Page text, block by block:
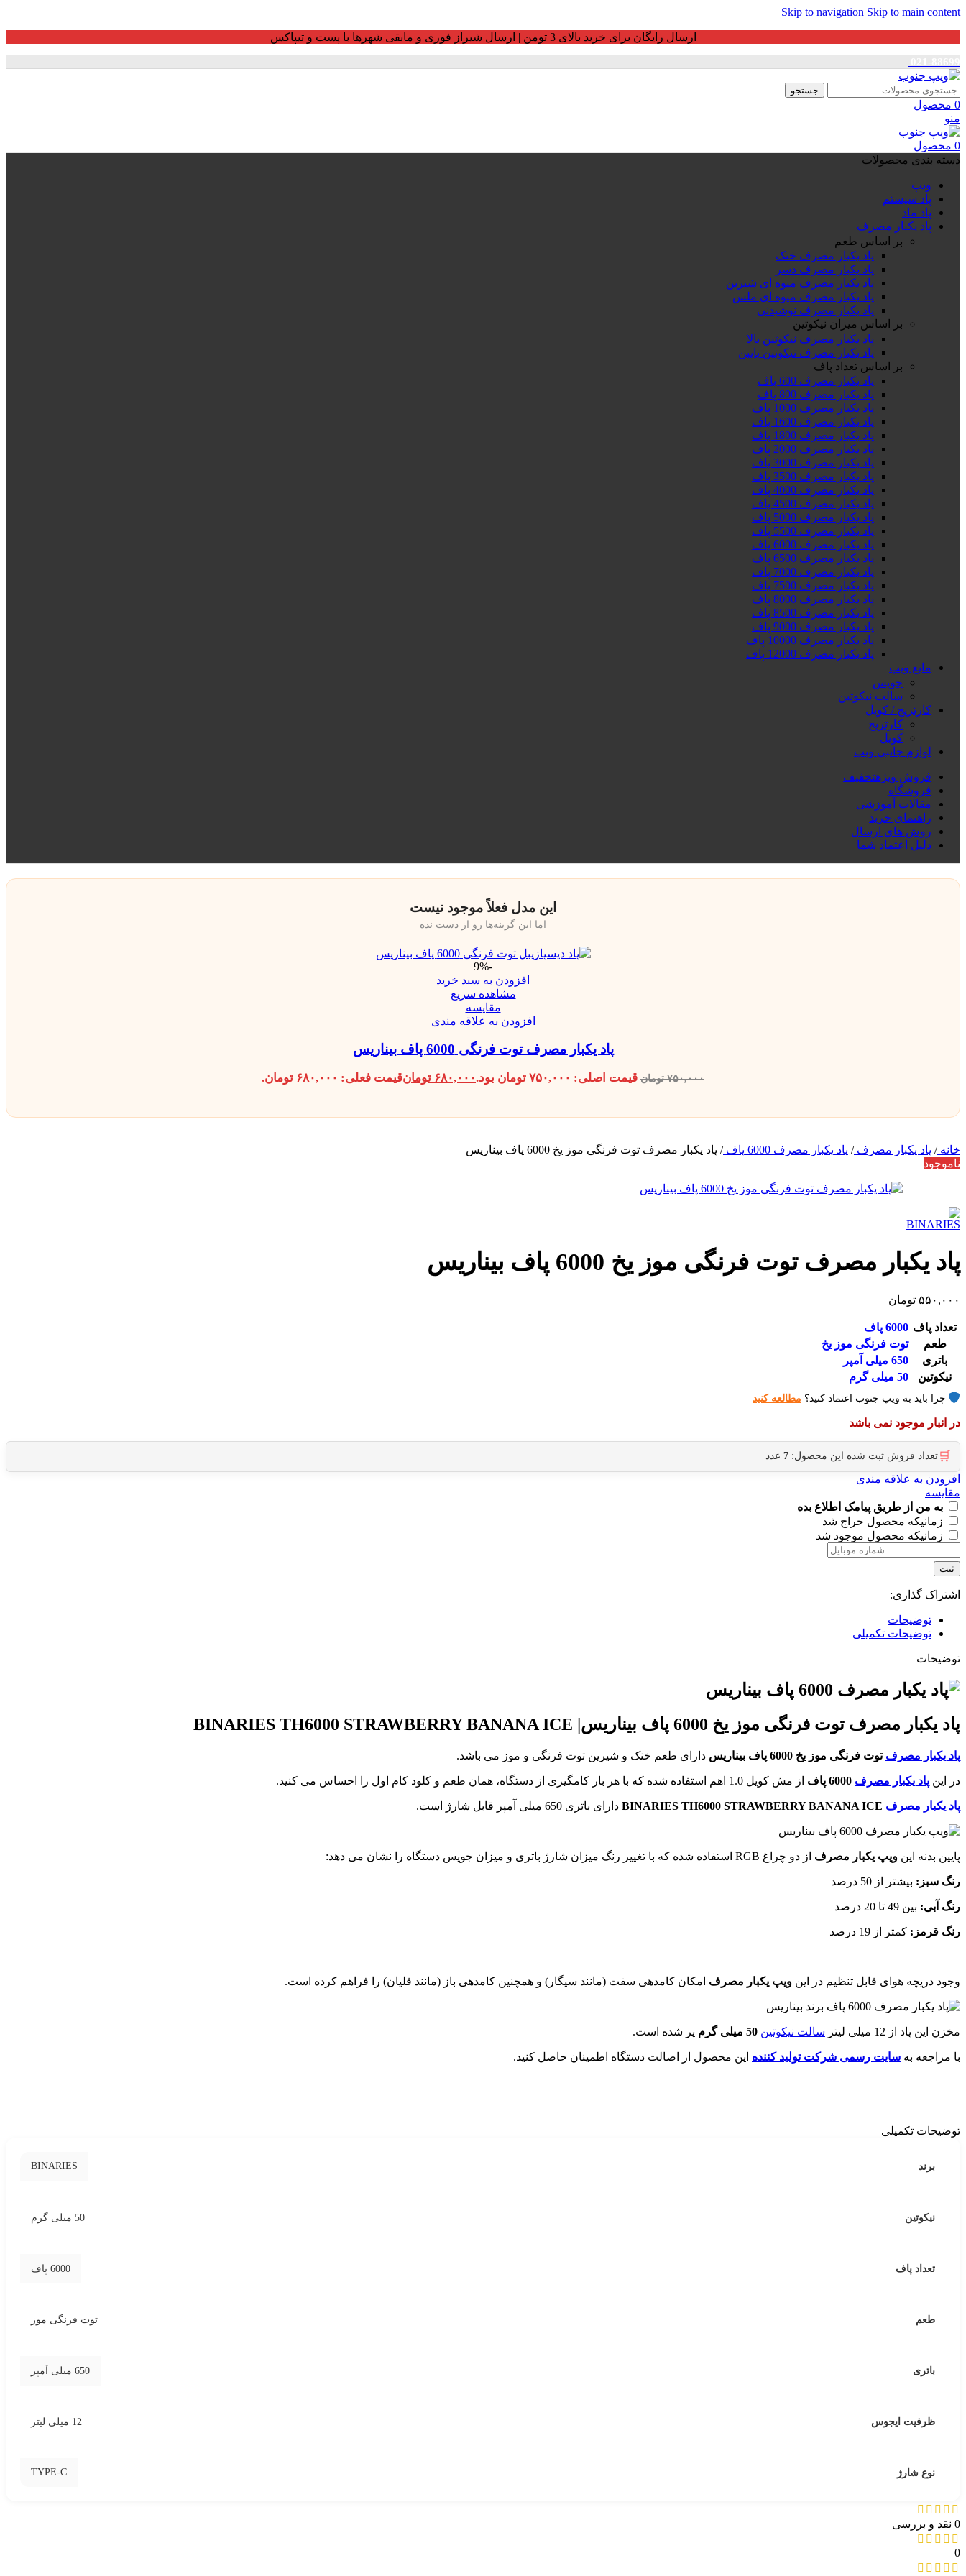
Skip to navigation Skip to main content
ارسال رایگان برای خرید بالای 3 تومن | ارسال شیراز فوری و مابقی شهرها با پست و تیپاکس
جستجو
0 محصول
منو
0 محصول
دسته بندی محصولات
ویپ
پاد سیستم
پاد ماد
پاد یکبار مصرف
بر اساس طعم
پاد یکبار مصرف خنک
پاد یکبار مصرف دسر
پاد یکبار مصرف میوه ای شیرین
پاد یکبار مصرف میوه ای ملس
پاد یکبار مصرف نوشیدنی
بر اساس میزان نیکوتین
پاد یکبار مصرف نیکوتین بالا
پاد یکبار مصرف نیکوتین پایین
بر اساس تعداد پاف
پاد یکبار مصرف 600 پاف
پاد یکبار مصرف 800 پاف
پاد یکبار مصرف 1000 پاف
پاد یکبار مصرف 1600 پاف
پاد یکبار مصرف 1800 پاف
پاد یکبار مصرف 2000 پاف
پاد یکبار مصرف 3000 پاف
پاد یکبار مصرف 3500 پاف
پاد یکبار مصرف 4000 پاف
پاد یکبار مصرف 4500 پاف
پاد یکبار مصرف 5000 پاف
پاد یکبار مصرف 5500 پاف
پاد یکبار مصرف 6000 پاف
پاد یکبار مصرف 6500 پاف
پاد یکبار مصرف 7000 پاف
پاد یکبار مصرف 7500 پاف
پاد یکبار مصرف 8000 پاف
پاد یکبار مصرف 8500 پاف
پاد یکبار مصرف 9000 پاف
پاد یکبار مصرف 10000 پاف
پاد یکبار مصرف 12000 پاف
مایع ویپ
جویس
سالت نیکوتین
کارتریج / کویل
کارتریج
کویل
لوازم جانبی ویپ
فروش ویژهتخفیف
فروشگاه
مقالات آموزشی
راهنمای خرید
روش های ارسال
دلیل اعتماد شما
این مدل فعلاً موجود نیست
اما این گزینه‌ها رو از دست نده
-9%
افزودن به سبد خرید
مشاهده سریع
مقایسه
افزودن به علاقه مندی
پاد یکبار مصرف توت فرنگی 6000 پاف بیناریس
۷۵۰,۰۰۰ تومان قیمت اصلی: ۷۵۰,۰۰۰ تومان بود. ۶۸۰,۰۰۰ تومانقیمت فعلی: ۶۸۰,۰۰۰ تومان.
خانه/ پاد یکبار مصرف/ پاد یکبار مصرف 6000 پاف / پاد یکبار مصرف توت فرنگی موز یخ 6000 پاف بیناریس
ناموجود
پاد یکبار مصرف توت فرنگی موز یخ 6000 پاف بیناریس
۵۵۰,۰۰۰ تومان
تعداد پاف 6000 پاف
طعم
توت فرنگی موز یخ
باتری
650 میلی آمپر
نیکوتین
50 میلی گرم
چرا باید به ویپ جنوب اعتماد کنید؟ مطالعه کنید
در انبار موجود نمی باشد
🛒 تعداد فروش ثبت شده این محصول: 7 عدد
افزودن به علاقه مندی
مقایسه
به من از طریق پیامک اطلاع بده
زمانیکه محصول حراج شد
زمانیکه محصول موجود شد
ثبت
اشتراک گذاری:
توضیحات
توضیحات تکمیلی
توضیحات
پاد یکبار مصرف توت فرنگی موز یخ 6000 پاف بیناریس| BINARIES TH6000 STRAWBERRY BANANA ICE
پاد یکبار مصرف توت فرنگی موز یخ 6000 پاف بیناریس دارای طعم خنک و شیرین توت فرنگی و موز می باشد.
در این پاد یکبار مصرف از مش کویل 1.0 اهم استفاده شده که با هر بار کامگیری از دستگاه، همان طعم و کلود کام اول را احساس می کنید.
پاد یکبار مصرف BINARIES TH6000 STRAWBERRY BANANA ICE دارای باتری 650 میلی آمپر قابل شارژ است.
پایین بدنه این ویپ یکبار مصرف از دو چراغ RGB استفاده شده که با تغییر رنگ میزان شارژ باتری و میزان جویس دستگاه را نشان می دهد:
رنگ سبز: بیشتر از 50 درصد
رنگ آبی: بین 49 تا 20 درصد
رنگ قرمز: کمتر از 19 درصد
وجود دریچه هوای قابل تنظیم در این ویپ یکبار مصرف امکان کامدهی سفت (مانند سیگار) و همچنین کامدهی باز (مانند قلیان) را فراهم کرده است.
مخزن این پاد از 12 میلی لیتر سالت نیکوتین 50 میلی گرم پر شده است.
با مراجعه به سایت رسمی شرکت تولید کننده این محصول از اصالت دستگاه اطمینان حاصل کنید.
توضیحات تکمیلی
برند BINARIES
نیکوتین 50 میلی گرم
تعداد پاف 6000 پاف
طعم توت فرنگی موز
باتری 650 میلی آمپر
ظرفیت ایجوس 12 میلی لیتر
نوع شارژ TYPE-C
0 نقد و بررسی
0